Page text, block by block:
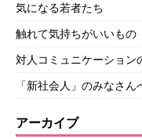
気になる若者たち
触れて気持ちがいいもの
対人コミュニケーション
「新社会人」のみなさん
アーカイブ